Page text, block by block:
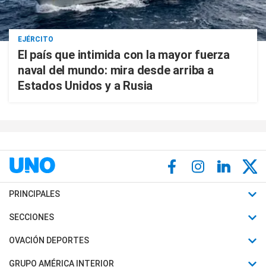
EJÉRCITO
El país que intimida con la mayor fuerza
naval del mundo: mira desde arriba a
Estados Unidos y a Rusia
PRINCIPALES
Últimas Noticias
Política
SECCIONES
Horóscopo
Motores
OVACIÓN DEPORTES
Fútbol
GRUPO AMÉRICA INTERIOR